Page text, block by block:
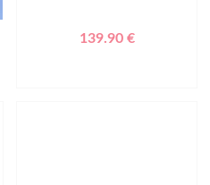
139.90 €